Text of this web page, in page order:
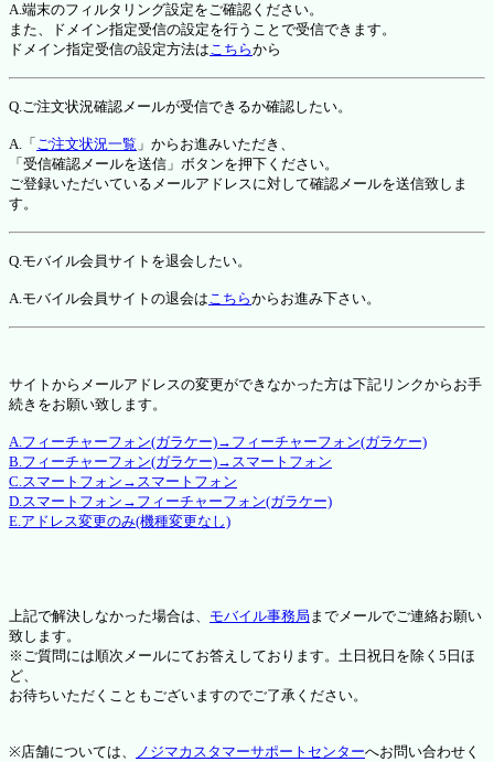
A.端末のフィルタリング設定をご確認ください。
また、ドメイン指定受信の設定を行うことで受信できます。
ドメイン指定受信の設定方法はこちらから
Q.ご注文状況確認メールが受信できるか確認したい。
A.「 ご注文状況一覧 」からお進みいただき、
「受信確認メールを送信」ボタンを押下ください。
ご登録いただいているメールアドレスに対して確認メールを送信致しま
す。
Q.モバイル会員サイトを退会したい。
A.モバイル会員サイトの退会はこちらからお進み下さい。
サイトからメールアドレスの変更ができなかった方は下記リンクからお手
続きをお願い致します。
A.フィーチャーフォン(ガラケー)→フィーチャーフォン(ガラケー)
B.フィーチャーフォン(ガラケー)→スマートフォン
C.スマートフォン→スマートフォン
D.スマートフォン→フィーチャーフォン(ガラケー)
E.アドレス変更のみ(機種変更なし)
上記で解決しなかった場合は、 モバイル事務局 までメールでご連絡お願い
致します。
※ご質問には順次メールにてお答えしております。土日祝日を除く5日ほ
ど、
お待ちいただくこともございますのでご了承ください。
※店舗については、 ノジマカスタマーサポートセンターへお問い合わせく